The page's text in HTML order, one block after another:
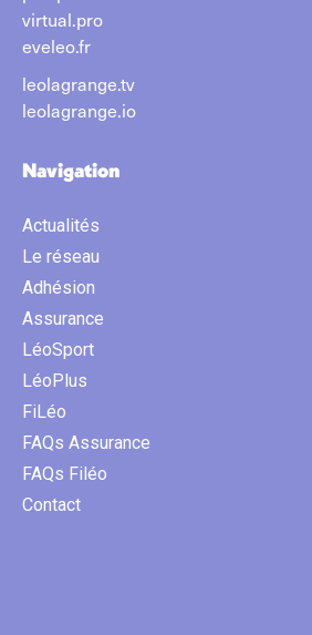
virtual.pro
eveleo.fr
leolagrange.tv
leolagrange.io
Navigation
Actualités
Le réseau
Adhésion
Assurance
LéoSport
LéoPlus
FiLéo
FAQs Assurance
FAQs Filéo
Contact